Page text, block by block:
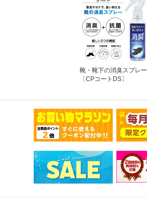
靴・靴下の消臭スプレー
〔CPコートDS〕